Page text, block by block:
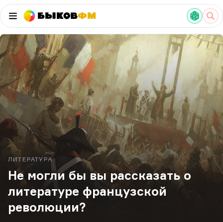
БыковФМ
ЛИТЕРАТУРА
Не могли бы вы рассказать о
литературе французской
революции?